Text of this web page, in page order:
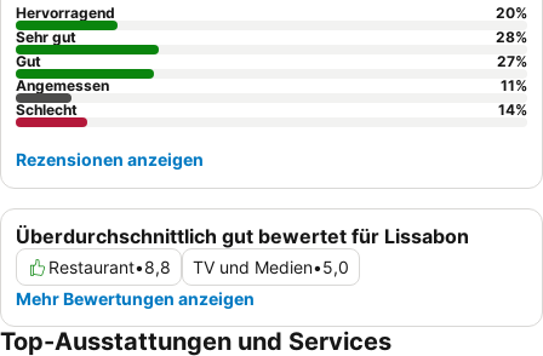
Für ein ruhigeres Erlebnis empfiehlt es sich, ein Zimmer mit
Gartenblick anzufragen.
Überdurchschnittlich gut bewertet für Lissabon
Restaurant•8,8 TV und Medien•5,0
Mehr Bewertungen anzeigen
Hervorragend 20%
Sehr gut
28%
Gut
27%
Angemessen
11%
Schlecht
14%
Rezensionen anzeigen
Top-Ausstattungen und Services